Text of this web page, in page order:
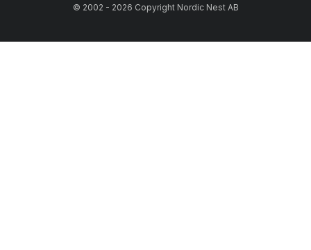
© 2002 - 2026 Copyright Nordic Nest AB